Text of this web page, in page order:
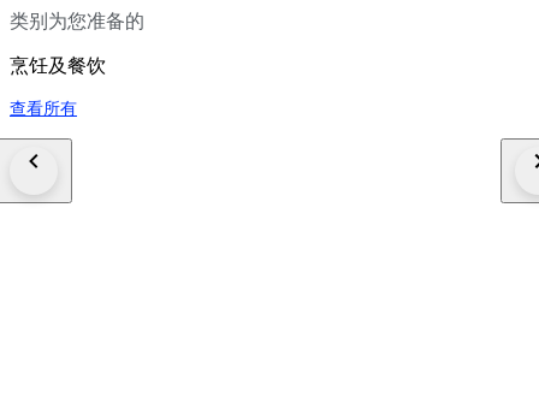
类别为您准备的
烹饪及餐饮
查看所有